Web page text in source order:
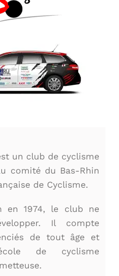
un club de cyclisme
comité du Bas-Rhin
de Cyclisme.
en 1974, le club ne
Il compte
de tout âge et
de cyclisme